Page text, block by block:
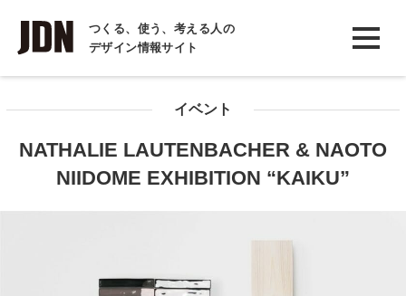
つくる、使う、考える人の
デザイン情報サイト
INTERVIEW
インタビュー
COLUMN
イベント
NATHALIE LAUTENBACHER & NAOTO
NIIDOME EXHIBITION “KAIKU”